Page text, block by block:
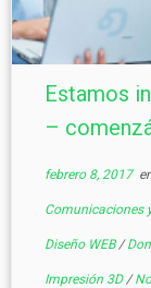
Estamos
–
febrero 8, 2017
Comunicaciones
Diseño WEB/
Impresión 3D /